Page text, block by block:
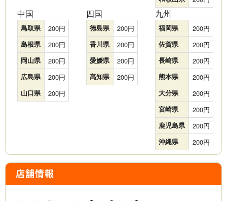
中国
鳥取県 200
島根県 200
岡山県 200
広島県 200
山口県 200
四国
徳島県 200
香川県 200
愛媛県 200
高知県 200
九州
福岡県 200
佐賀県 200
長崎県 200
熊本県 200
大分県 200
宮崎県 200
鹿児島県 200
沖縄県 200
店舗情報